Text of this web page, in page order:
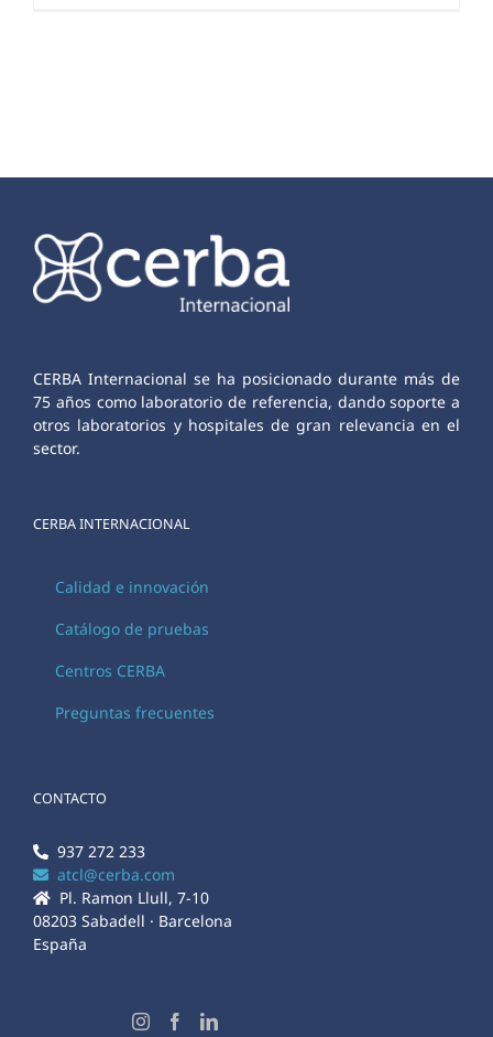
CERBA Internacional se ha posicionado durante más de
75 años como laboratorio de referencia, dando soporte a
otros laboratorios y hospitales de gran relevancia en el
sector.
CERBA INTERNACIONAL
Calidad e innovación
Catálogo de pruebas
Centros CERBA
Preguntas frecuentes
CONTACTO
937 272 233
atcl@cerba.com
Pl. Ramon Llull, 7-10
08203 Sabadell · Barcelona
España